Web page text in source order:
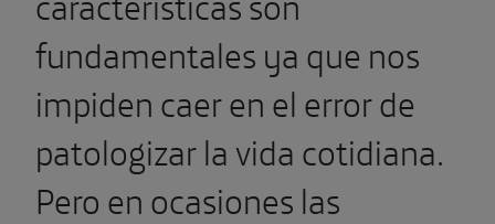
fundamentales ya que nos
impiden caer en el error de
patologizar la vida cotidiana.
Pero en ocasiones las